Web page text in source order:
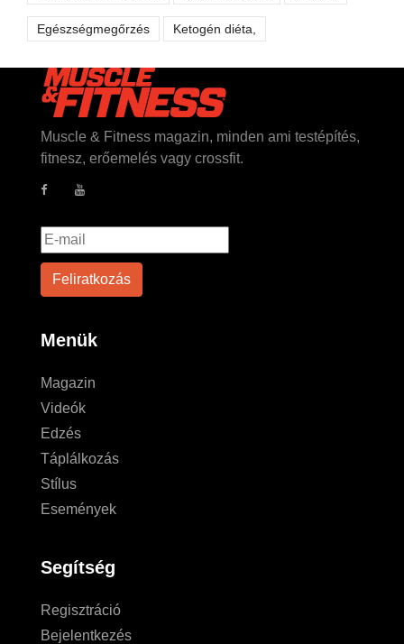
Egészségmegőrzés Ketogén diéta,
Muscle & Fitness magazin, minden ami testépítés,
fitnesz, erőemelés vagy crossfit.
Menük
Magazin
Videók
Edzés
Táplálkozás
Stílus
Események
Segítség
Regisztráció
Bejelentkezés